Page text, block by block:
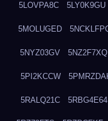
5LOVPA8C 5LY0K9GU
5MOLUGED
5NYZ03GV 5NZ2F7XQ
5PI2KCCW
5RALQ21C 5RBG4E64